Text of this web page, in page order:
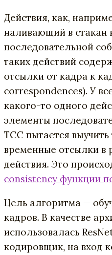
Действия, как,
наливающий в стакан
последовательной
таких действий
отсылки от кадра к
correspondences). У
какого-то одного
элементы
TCC пытается
временные отсылки в
действия. Это
consistency функции
Цель алгоритма —
кадров. В качестве
использовалась
кодировщик, на вход